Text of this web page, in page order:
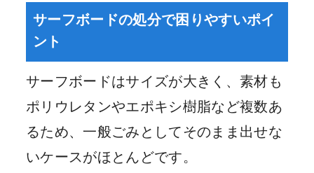
サーフボードの処分で困りやすいポイ
ント
サーフボードはサイズが大きく、素材も
ポリウレタンやエポキシ樹脂など複数あ
るため、一般ごみとしてそのまま出せな
いケースがほとんどです。